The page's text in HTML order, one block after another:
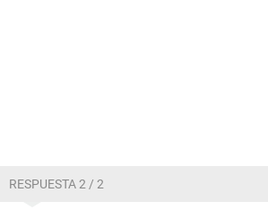
RESPUESTA 2 / 2